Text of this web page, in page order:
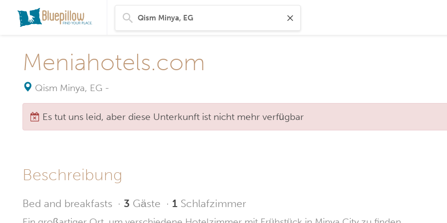
Meniahotels.com
Qism Minya, EG -
Es tut uns leid, aber diese Unterkunft ist nicht mehr verfügbar
Beschreibung
Bed and breakfasts · 3 Gäste · 1 Schlafzimmer